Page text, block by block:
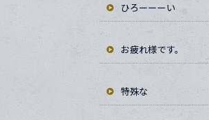
ひろーーーい
お疲れ様です。
特殊な